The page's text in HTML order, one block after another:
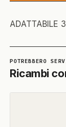
ADATTABILE
Ricambi